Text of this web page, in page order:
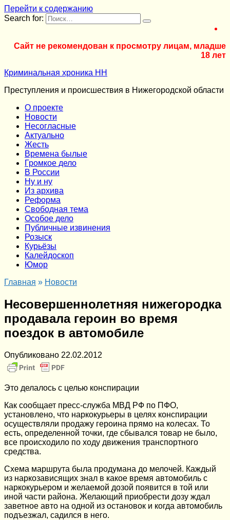
Перейти к содержанию
Search for:
Сайт не рекомендован к просмотру лицам, младше
18 лет
Криминальная хроника НН
Преступления и происшествия в Нижегородской области
О проекте
Новости
Несогласные
Актуально
Жесть
Времена былые
Громкое дело
В России
Ну и ну
Из архива
Реформа
Cвободная тема
Особое дело
Публичные извинения
Розыск
Курьёзы
Калейдоскоп
Юмор
Главная » Новости
Несовершеннолетняя нижегородка
продавала героин во время
поездок в автомобиле
Опубликовано 22.02.2012
Это делалось с целью конспирации
Как сообщает пресс-служба МВД РФ по ПФО,
установлено, что наркокурьеры в целях конспирации
осуществляли продажу героина прямо на колесах. То
есть, определенной точки, где сбывался товар не было,
все происходило по ходу движения транспортного
средства.
Схема маршрута была продумана до мелочей. Каждый
из наркозависящих знал в какое время автомобиль с
наркокурьером и желаемой дозой появится в той или
иной части района. Желающий приобрести дозу ждал
заветное авто на одной из остановок и когда автомобиль
подъезжал, садился в него.